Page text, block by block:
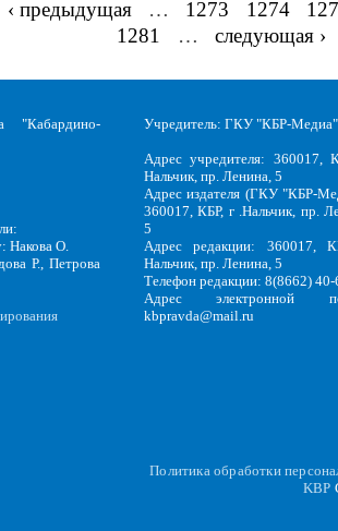
‹ предыдущая … 1273 1274
1281
… следующая ›
"Кабардино-
Накова О.
Р., Петрова
Учредитель: ГКУ "КБР-Медиа"
Адрес учредителя: 360017,
Нальчик, пр. Ленина, 5
Адрес издателя (ГКУ "КБР-
360017, КБР, г .Нальчик, пр.
5
Адрес редакции: 360017,
Нальчик, пр. Ленина, 5
Телефон редакции: 8(8662)
Адрес электронной
kbpravda@mail.ru
Политика обработки
KBP